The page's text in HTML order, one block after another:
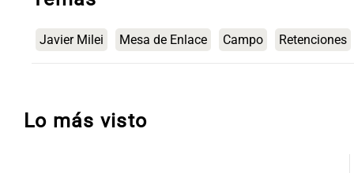
Javier Milei Mesa de Enlace Campo Retenciones
Lo más visto